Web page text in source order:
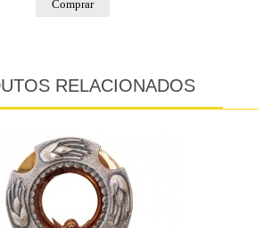
Comprar
RELACIONADOS